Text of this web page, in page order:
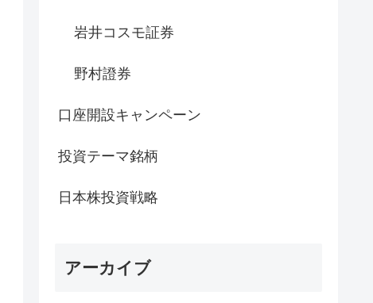
岩井コスモ証券
野村證券
口座開設キャンペーン
投資テーマ銘柄
日本株投資戦略
アーカイブ